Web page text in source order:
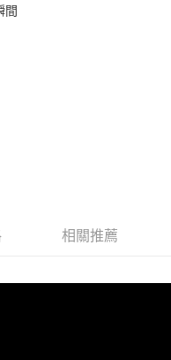
商業銀行
間
相關推薦